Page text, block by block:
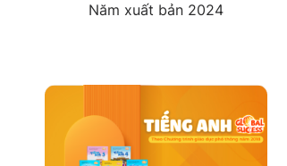
Năm xuất bản 2024